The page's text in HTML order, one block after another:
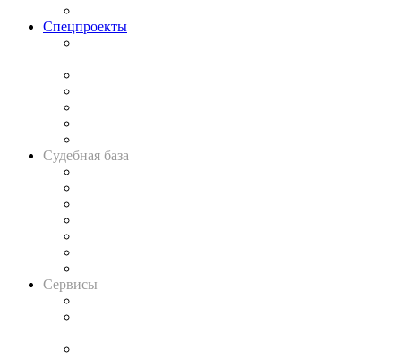
Спецпроекты
Судебная база
Сервисы